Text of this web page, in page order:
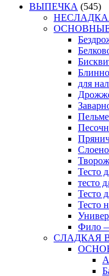
ВЫПЕЧКА (545)
для
Тесто
тесто
Тесто
Тесто
Фило
СЛАДКАЯ